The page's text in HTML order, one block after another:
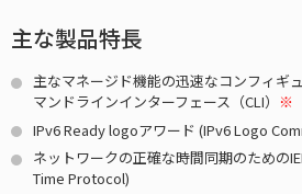
主な製品特長
主なマネージド機能の迅速なコンフィギ
マンドラインインターフェース（CLI） ※
IPv6 Ready logoアワード (IPv6 Logo
ネットワークの正確な時間同期のための
Time Protocol)